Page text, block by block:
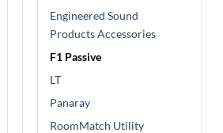
Engineered Sound
Products Accessories
F1 Passive
LT
Panaray
RoomMatch Utility